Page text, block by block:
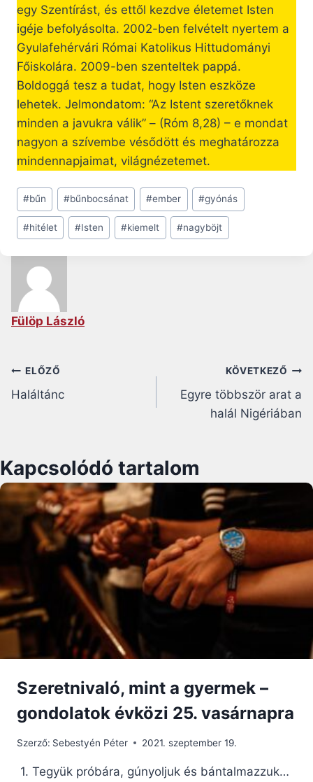
egy Szentírást, és ettől kezdve életemet Isten
igéje befolyásolta. 2002-ben felvételt nyertem a
Gyulafehérvári Római Katolikus Hittudományi
Főiskolára. 2009-ben szenteltek pappá.
Boldoggá tesz a tudat, hogy Isten eszköze
lehetek. Jelmondatom: “Az Istent szeretőknek
minden a javukra válik” – (Róm 8,28) – e mondat
nagyon a szívembe vésődött és meghatározza
mindennapjaimat, világnézetemet.
Post
Tags:
#bűn #bűnbocsánat #ember #gyónás
#hitélet #Isten #kiemelt #nagyböjt
Fülöp László
Bejegyzés
navigáció
ELŐZŐ
Haláltánc
KÖVETKEZŐ
Egyre többször arat a
halál Nigériában
Kapcsolódó tartalom
Szeretnivaló, mint a gyermek –
gondolatok évközi 25. vasárnapra
Szerző: Sebestyén Péter 2021. szeptember 19.
1. Tegyük próbára, gúnyoljuk és bántalmazzuk…